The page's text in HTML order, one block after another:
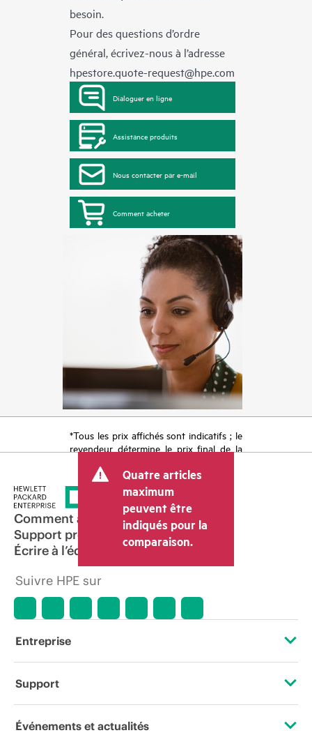
besoin.
Pour des questions d’ordre
général, écrivez-nous à l’adresse
hpestore.quote-request@hpe.com
Dialoguer en ligne
Assistance produits
Nous contacter par e-mail
Comment acheter
*Tous les prix affichés sont indicatifs ; le
revendeur détermine le prix final de la
tels que la TVA ou les taxes sur la vente
et les frais d’expédition. Le prix de la
transaction déterminé par le revendeur
peut varier par rapport à d’autres
revendeurs et au prix indicatif affiché.
Les prix indicatifs peuvent inclure des
offres promotionnelles limitées dans le
temps. HPE se réserve le droit d’ajuster
les prix à tout moment pour diverses
l’arrêt d’un produit, la disponibilité
période de promotion et des erreurs
dans les publicités.
Quatre articles
maximum
peuvent être
indiqués pour la
comparaison.
Comment acheter
Support produit
Écrire à l’équipe commerciale
Suivre HPE sur
Entreprise
À propos de HPE
Support
Services d’assistance opérationnelle (OSS)
Événements et actualités